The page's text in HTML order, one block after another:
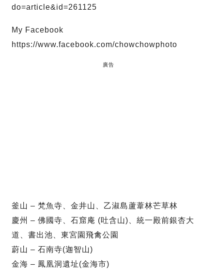
do=article&id=261125
My Facebook
https://www.facebook.com/chowchowphoto
廣告
釜山 – 梵魚寺、金井山、乙淑島蘆葦林芒草林
慶州 – 佛國寺、石窟庵 (吐含山)、統一殿前銀杏大
道、書出池、東宮園飛禽公園
蔚山 – 石南寺(迦智山)
金海 – 鳳凰洞遺址(金海市)